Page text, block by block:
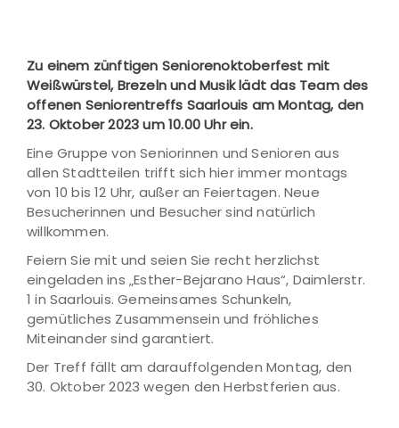
Zu einem zünftigen Seniorenoktoberfest mit
Weißwürstel, Brezeln und Musik lädt das Team des
offenen Seniorentreffs Saarlouis am Montag, den
23. Oktober 2023 um 10.00 Uhr ein.
Eine Gruppe von Seniorinnen und Senioren aus
allen Stadtteilen trifft sich hier immer montags
von 10 bis 12 Uhr, außer an Feiertagen. Neue
Besucherinnen und Besucher sind natürlich
willkommen.
Feiern Sie mit und seien Sie recht herzlichst
eingeladen ins „Esther-Bejarano Haus“, Daimlerstr.
1 in Saarlouis. Gemeinsames Schunkeln,
gemütliches Zusammensein und fröhliches
Miteinander sind garantiert.
Der Treff fällt am darauffolgenden Montag, den
30. Oktober 2023 wegen den Herbstferien aus.